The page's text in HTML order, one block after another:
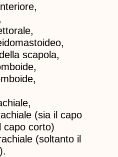
scapola,
(sia il capo
capo corto)
(soltanto il